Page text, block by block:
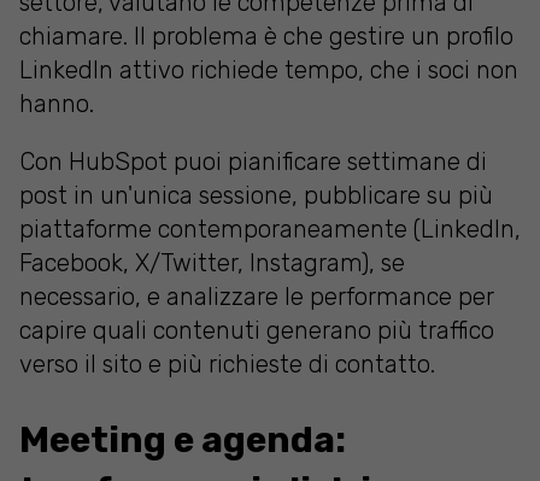
chiamare. Il problema è che gestire un profilo
LinkedIn attivo richiede tempo, che i soci non
hanno.
Con HubSpot puoi pianificare settimane di
post in un'unica sessione, pubblicare su più
piattaforme contemporaneamente (LinkedIn,
Facebook, X/Twitter, Instagram), se
necessario, e analizzare le performance per
capire quali contenuti generano più traffico
verso il sito e più richieste di contatto.
Meeting e agenda: